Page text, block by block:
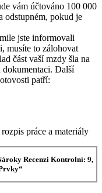
vám účtováno 100 000
odstupném, pokud je
jste informovali
musíte to zálohovat
část vaší mzdy šla na
dokumentaci. Další
patří:
práce a materiály
Recenzi Kontrolní: 9,